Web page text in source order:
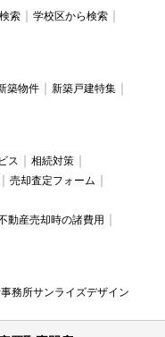
索
学校区から検索
築物件
新築戸建特集
ス
相続対策
売却査定フォーム
動産売却時の諸費用
務所サンライズデザイン